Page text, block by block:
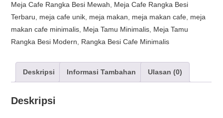
Meja Cafe Rangka Besi Mewah
Meja Cafe Rangka Besi
Terbaru
meja cafe unik meja makan meja makan cafe meja
makan cafe minimalis Meja Tamu Minimalis Meja Tamu
Rangka Besi Modern
Rangka Besi Cafe Minimalis
Deskripsi Informasi Tambahan Ulasan (0)
Deskripsi